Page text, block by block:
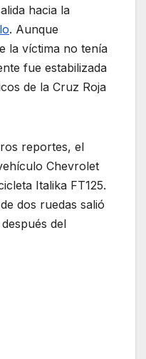
hacia la
. Aunque
la víctima no tenía
fue estabilizada
de la Cruz Roja
reportes, el
Chevrolet
Italika FT125.
dos ruedas salió
del